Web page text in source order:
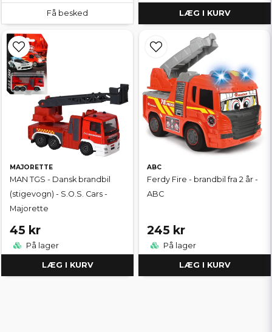
Få besked LÆG I KURV
MAJORETTE
MAN TGS - Dansk brandbil
(stigevogn) - S.O.S. Cars -
Majorette
45 kr
På lager
LÆG I KURV
ABC
Ferdy Fire - brandbil fra 2 år -
ABC
245 kr
På lager
LÆG I KURV